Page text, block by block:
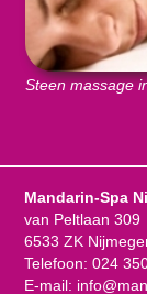
Steen massage
Mandarin-Spa
van Peltlaan 309
6533 ZK
Telefoon: 024
E-mail: